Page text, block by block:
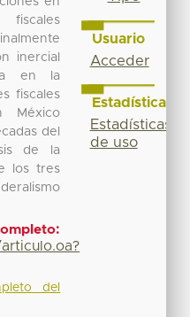
inercial
en la
fiscales
México
del
de la
los tres
del
Usuario
Acceder
Estadísticas
Estadísticas
de uso